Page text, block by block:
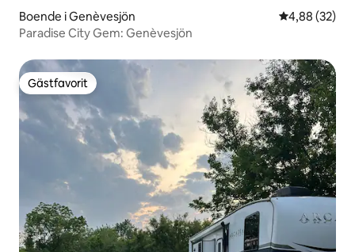
Boende i Genèvesjön 4,88 av 5 i
4,88 (32)
Paradise City Gem: Genèvesjön
Gästfavorit
Gästfavorit